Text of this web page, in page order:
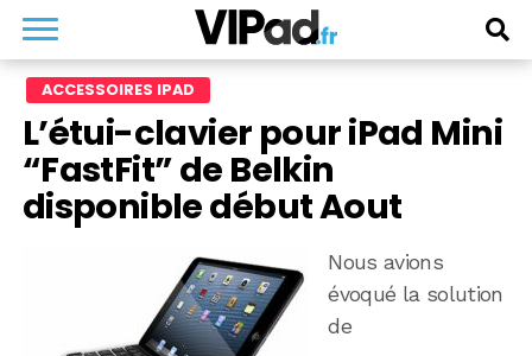
ACCESSOIRES IPAD
L’étui-clavier pour iPad Mini
“FastFit” de Belkin
disponible début Aout
Nous avions
évoqué la solution
de